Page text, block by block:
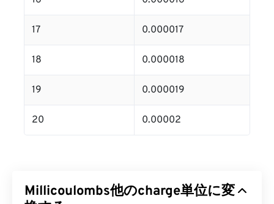
17 0.000017
18 0.000018
19 0.000019
20 0.00002
Millicoulombs他のcharge単位に変